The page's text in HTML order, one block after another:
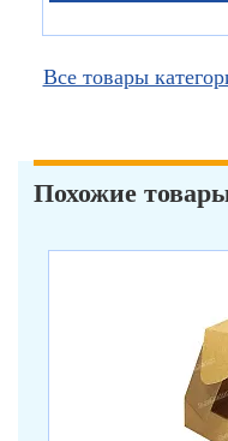
Все товары
Похожие